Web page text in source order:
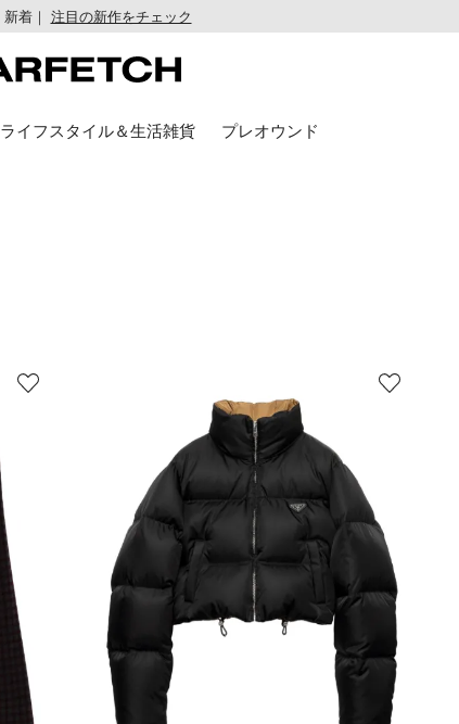
新着｜ 注目の新作をチェック
ライフスタイル＆生活雑貨 プレオウンド